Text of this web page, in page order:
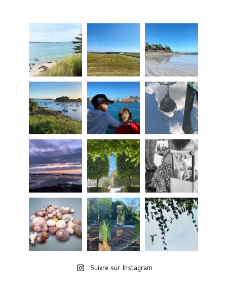
Suivre sur Instagram